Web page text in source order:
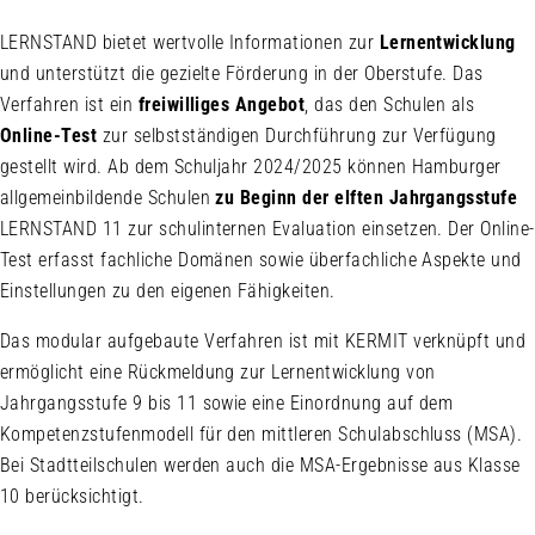
LERNSTAND bietet wertvolle Informationen zur Lernentwicklung
und unterstützt die gezielte Förderung in der Oberstufe. Das
Verfahren ist ein freiwilliges Angebot , das den Schulen als
Online-Test zur selbstständigen Durchführung zur Verfügung
gestellt wird. Ab dem Schuljahr 2024/2025 können Hamburger
allgemeinbildende Schulenzu Beginn der elften Jahrgangsstufe
LERNSTAND 11 zur schulinternen Evaluation einsetzen. Der Online-
Test erfasst fachliche Domänen sowie überfachliche Aspekte und
Einstellungen zu den eigenen Fähigkeiten.
Das modular aufgebaute Verfahren ist mit KERMIT verknüpft und
ermöglicht eine Rückmeldung zur Lernentwicklung von
Jahrgangsstufe 9 bis 11 sowie eine Einordnung auf dem
Kompetenzstufenmodell für den mittleren Schulabschluss (MSA).
Bei Stadtteilschulen werden auch die MSA-Ergebnisse aus Klasse
10 berücksichtigt.